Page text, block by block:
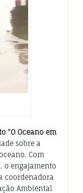
“O Oceano em
sobre a
Com
o engajamento
coordenadora
Ambiental